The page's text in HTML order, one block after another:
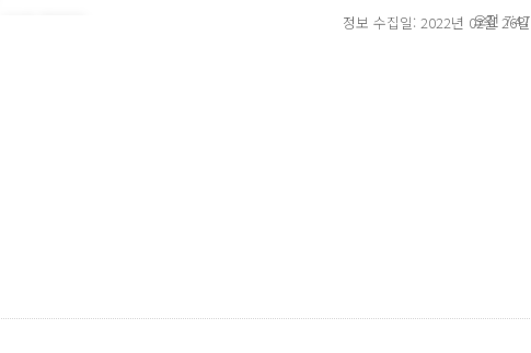
정보 수집일: 2022년 02월 26일
오전 7:47